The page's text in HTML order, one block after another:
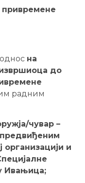
привремене
на
до
радним
чувар –
предвиђеним
и
Ивањица;